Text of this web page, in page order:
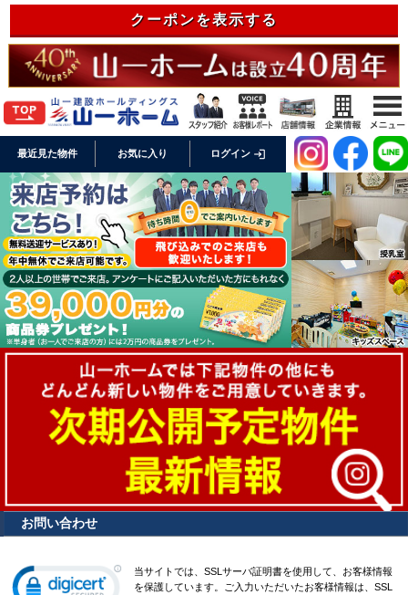
クーポンを表示する
最近見た物件 お気に入り ログイン login
お問い合わせ
当サイトでは、SSLサーバ証明書を使用して、お客様情報
を保護しています。ご入力いただいたお客様情報は、SSL